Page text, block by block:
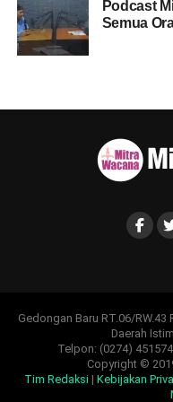
Podcast
Semua
Gedongan Baru RT.06/
Daerah
Telpon: (0274)
Copyright ©
Tim Redaksi |Kebijakan